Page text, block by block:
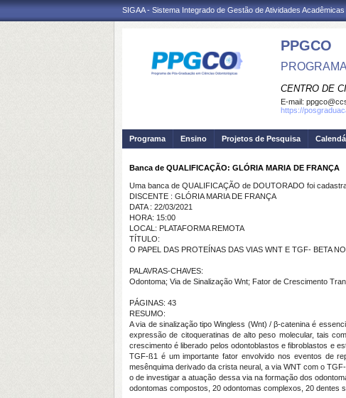
SIGAA - Sistema Integrado de Gestão de Atividades Acadêmicas
PPGCO
CENTRO DE
E-mail:
https://
Programa Ensino Projetos de Pesquisa
Banca de QUALIFICAÇÃO: GLÓRIA MARIA DE FRANÇA
Uma banca de QUALIFICAÇÃO de DOUTORADO foi
DISCENTE : GLÓRIA MARIA DE FRANÇA
DATA : 22/03/2021
HORA: 15:00
LOCAL: PLATAFORMA REMOTA
TÍTULO:
O PAPEL DAS PROTEÍNAS DAS VIAS WNT E TGF- BETA
PALAVRAS-CHAVES:
Odontoma; Via de Sinalização Wnt; Fator de Crescimento
PÁGINAS: 43
RESUMO:
A via de sinalização tipo Wingless (Wnt) / β-catenina é
expressão de citoqueratinas de alto peso molecular, tais
crescimento é liberado pelos odontoblastos e fibroblastos e
TGF-ß1 é um importante fator envolvido nos eventos de
mesênquima derivado da crista neural, a via WNT com o
o de investigar a atuação dessa via na formação dos
odontomas compostos, 20 odontomas complexos, 20 dentes